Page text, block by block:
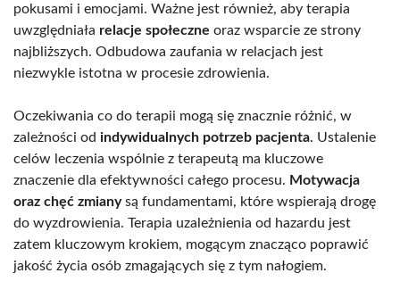
pokusami i emocjami. Ważne jest również, aby terapia
uwzględniała relacje społeczne oraz wsparcie ze strony
najbliższych. Odbudowa zaufania w relacjach jest
niezwykle istotna w procesie zdrowienia.
Oczekiwania co do terapii mogą się znacznie różnić, w
zależności od indywidualnych potrzeb pacjenta. Ustalenie
celów leczenia wspólnie z terapeutą ma kluczowe
znaczenie dla efektywności całego procesu. Motywacja
oraz chęć zmianysą fundamentami, które wspierają drogę
do wyzdrowienia. Terapia uzależnienia od hazardu jest
zatem kluczowym krokiem, mogącym znacząco poprawić
jakość życia osób zmagających się z tym nałogiem.